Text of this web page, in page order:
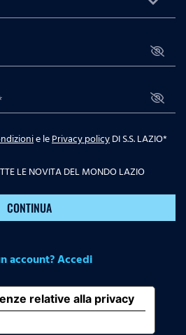
e lePrivacy policyDI S.S. LAZIO*
LE NOVITA DEL MONDO LAZIO
CONTINUA
account? Accedi
relative alla privacy